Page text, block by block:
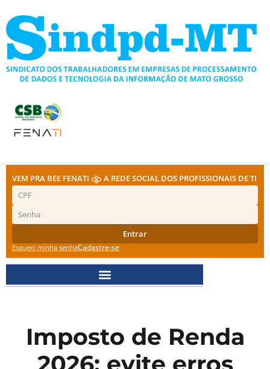
para
conteúdo
VEM PRA BEE FENATI A REDE SOCIAL DOS PROFISSIONAIS DE TI
Entrar
Esqueci minha senhaCadastre-se
Imposto de Renda